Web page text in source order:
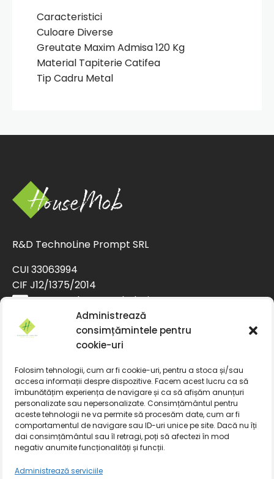
Administrează
consimțămintele pentru
cookie-uri
Folosim tehnologii, cum ar fi cookie-uri, pentru a stoca și/sau
accesa informații despre dispozitive. Facem acest lucru ca să
îmbunătățim experiența de navigare și ca să afișăm anunțuri
personalizate sau nepersonalizate. Consimțământul pentru
aceste tehnologii ne va permite să procesăm date, cum ar fi
comportamentul de navigare sau ID-uri unice pe site. Dacă nu îți
dai consimțământul sau îl retragi, poți să afectezi în mod
negativ anumite funcționalități și funcții.
Administrează serviciile
Caracteristici
Culoare Diverse
Greutate Maxim Admisa 120 Kg
Material Tapiterie Catifea
Tip Cadru Metal
R&D TechnoLine Prompt SRL
CUI 33063994
CIF J12/1375/2014
Acasa
Politica de livrare
Politica de returnare a produselor
Politica de confidentialitate
contact@housemob.design
+4 0770 435 933
+4 0769 029 890
+4 0770 435 933
Facebook